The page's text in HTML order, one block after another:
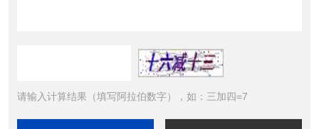
请输入计算结果（填写阿拉伯数字），如：三加四=7